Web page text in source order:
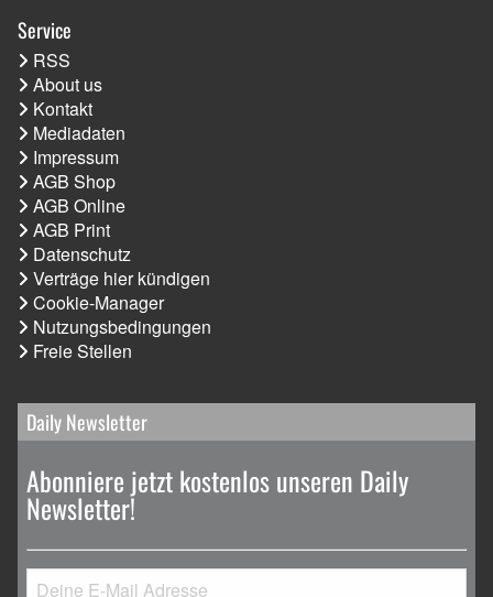
Service
RSS
About us
Kontakt
Mediadaten
Impressum
AGB Shop
AGB Online
AGB Print
Datenschutz
Verträge hier kündigen
Cookie-Manager
Nutzungsbedingungen
Freie Stellen
Daily Newsletter
Abonniere jetzt kostenlos unseren Daily
Newsletter!